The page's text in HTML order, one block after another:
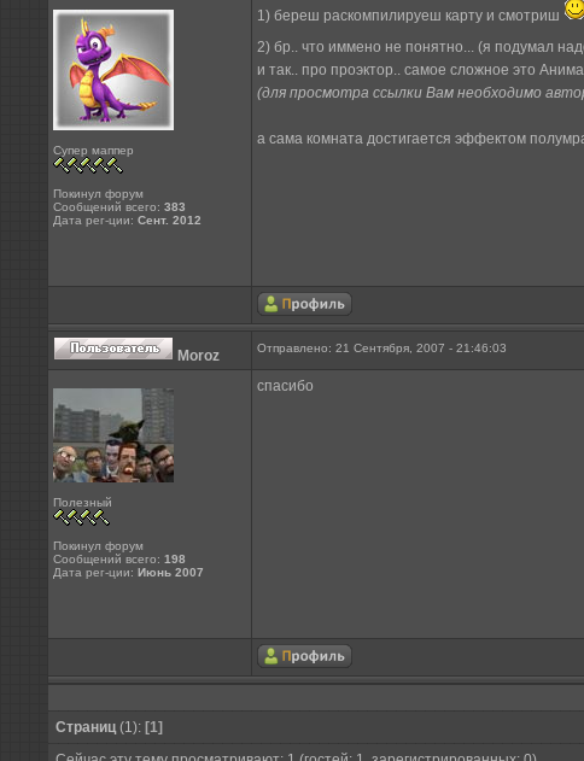
Супер маппер
Покинул форум
Сообщений всего: 383
Дата рег-ции: Сент. 2012
1) береш раскомпилируеш карту и смотриш
2) бр.. что иммено не понятно... (я подумал
и так.. про проэктор.. самое сложное это
(для просмотра ссылки Вам необходимо
а сама комната достигается эффектом
Moroz Отправлено: 21 Сентября, 2007 - 21:46:03
Полезный
Покинул форум
Сообщений всего: 198
Дата рег-ции: Июнь 2007
спасибо
Страниц(1): [1]